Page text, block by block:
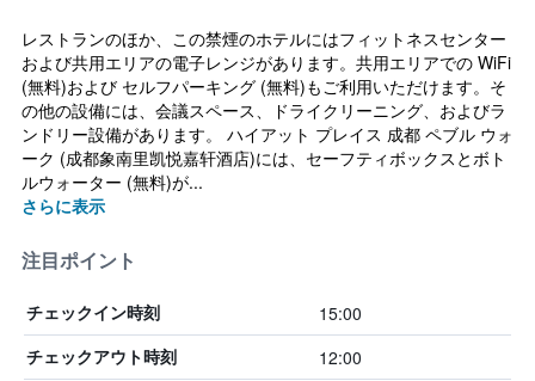
レストランのほか、この禁煙のホテルにはフィットネスセンター
および共用エリアの電子レンジがあります。共用エリアでの WiFi
(無料)および セルフパーキング (無料)もご利用いただけます。そ
の他の設備には、会議スペース、ドライクリーニング、およびラ
ンドリー設備があります。 ハイアット プレイス 成都 ペブル ウォ
ーク (成都象南里凯悦嘉轩酒店)には、セーフティボックスとボト
ルウォーター (無料)が...
さらに表示
注目ポイント
チェックイン時刻 15:00
チェックアウト時刻 12:00